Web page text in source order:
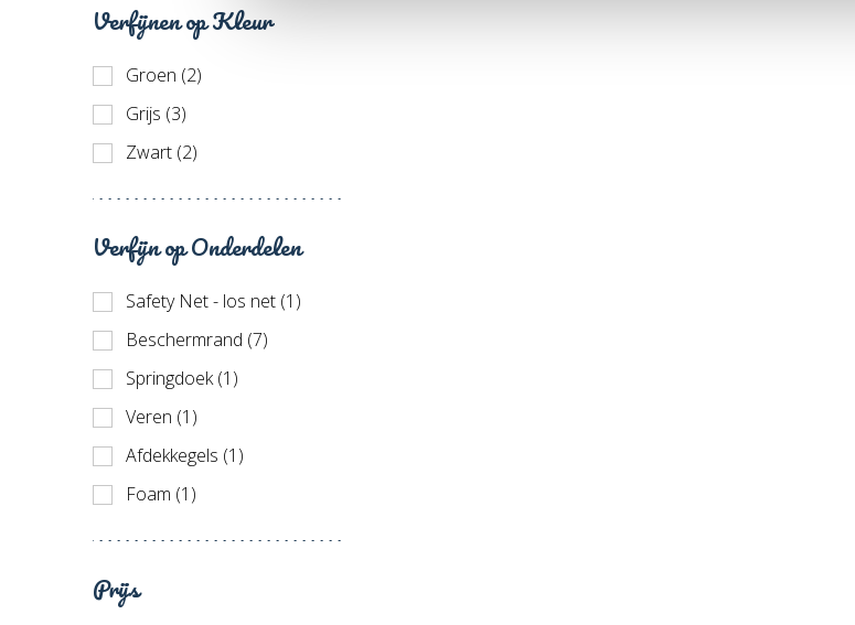
() 520 x 345 cm (29)
Verfijnen op Kleur
Groen (2)
Grijs (3)
Zwart (2)
Verfijn op Onderdelen
Safety Net - los net (1)
Beschermrand (7)
Springdoek (1)
Veren (1)
Afdekkegels (1)
Foam (1)
Prijs